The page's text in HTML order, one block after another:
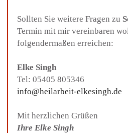
Sollten Sie weitere Fragen zu
Termin mit mir vereinbaren
folgendermaßen erreichen:
Elke Singh
Tel: 05405 805346
info@heilarbeit-elkesingh.de
Mit herzlichen Grüßen
Ihre Elke Singh